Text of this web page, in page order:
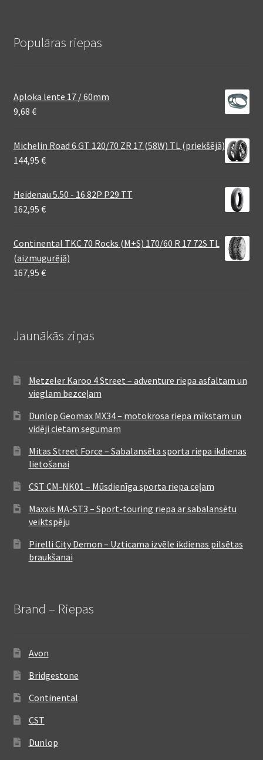
Populāras riepas
Aploka lente 17 / 60mm
9,68 €
Michelin Road 6 GT 120/70 ZR 17 (58W) TL (priekšējā)
144,95 €
Heidenau 5.50 - 16 82P P29 TT
162,95 €
Continental TKC 70 Rocks (M+S) 170/60 R 17 72S TL
(aizmugurējā)
167,95 €
Jaunākās ziņas
Metzeler Karoo 4 Street – adventure riepa asfaltam un
vieglam bezceļam
Dunlop Geomax MX34 – motokrosa riepa mīkstam un
vidēji cietam segumam
Mitas Street Force – Sabalansēta sporta riepa ikdienas
lietošanai
CST CM-NK01 – Mūsdienīga sporta riepa ceļam
Maxxis MA-ST3 – Sport-touring riepa ar sabalansētu
veiktspēju
Pirelli City Demon – Uzticama izvēle ikdienas pilsētas
braukšanai
Brand – Riepas
Avon
Bridgestone
Continental
CST
Dunlop